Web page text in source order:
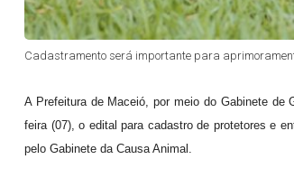
Cadastramento será importante para
A Prefeitura de Maceió, por meio do Gabinete
feira (07), o edital para cadastro de protetores e
pelo Gabinete da Causa Animal.